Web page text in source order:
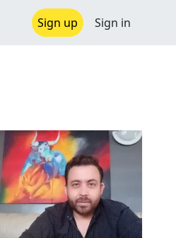
Sign up Sign in